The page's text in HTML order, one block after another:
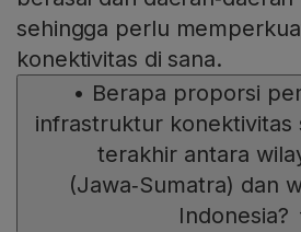
sehingga perlu
konektivitas di sana.
• Berapa proporsi
infrastruktur konektivitas
terakhir antara
(Jawa‑Sumatra) dan
Indonesia?